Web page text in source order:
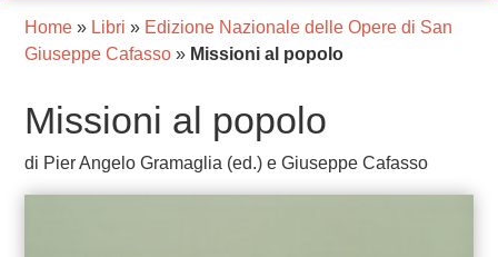
Home» Libri » Edizione Nazionale delle Opere di San
Giuseppe Cafasso» Missioni al popolo
Missioni al popolo
di Pier Angelo Gramaglia (ed.) e Giuseppe Cafasso